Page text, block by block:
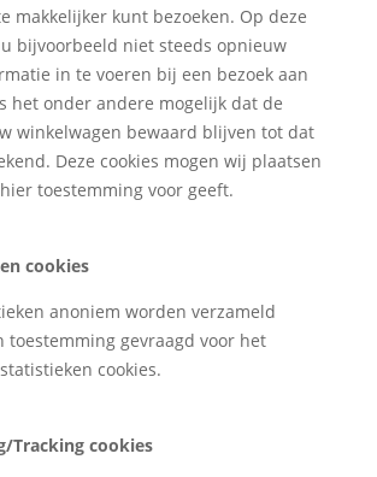
makkelijker kunt bezoeken. Op deze
bijvoorbeeld niet steeds opnieuw
in te voeren bij een bezoek aan
het onder andere mogelijk dat de
winkelwagen bewaard blijven tot dat
Deze cookies mogen wij plaatsen
toestemming voor geeft.
cookies
anoniem worden verzameld
toestemming gevraagd voor het
cookies.
Tracking cookies